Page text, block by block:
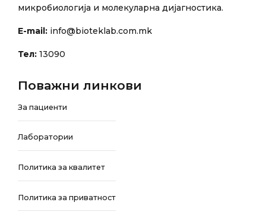
микробиологија и молекуларна дијагностика.
E-mail: info@bioteklab.com.mk
Тел: 13090
Поважни линкови
За пациенти
Лаборатории
Политика за квалитет
Политика за приватност